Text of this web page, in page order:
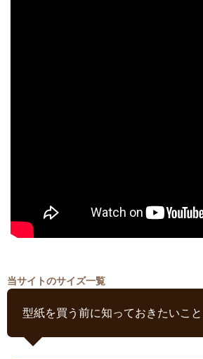
当サイトのサイズ一覧
型紙を買う前に知っておきたいこと